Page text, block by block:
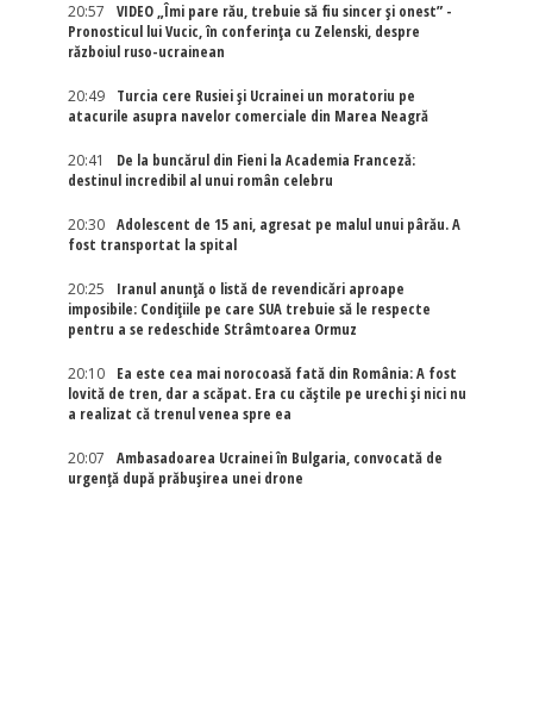
20:57
VIDEO „Îmi pare rău, trebuie să fiu sincer și onest” -
Pronosticul lui Vucic, în conferința cu Zelenski, despre
războiul ruso-ucrainean
20:49
Turcia cere Rusiei și Ucrainei un moratoriu pe
atacurile asupra navelor comerciale din Marea Neagră
20:41
De la buncărul din Fieni la Academia Franceză:
destinul incredibil al unui român celebru
20:30
Adolescent de 15 ani, agresat pe malul unui pârău. A
fost transportat la spital
20:25
Iranul anunță o listă de revendicări aproape
imposibile: Condițiile pe care SUA trebuie să le respecte
pentru a se redeschide Strâmtoarea Ormuz
20:10
Ea este cea mai norocoasă fată din România: A fost
lovită de tren, dar a scăpat. Era cu căștile pe urechi și nici nu
a realizat că trenul venea spre ea
20:07
Ambasadoarea Ucrainei în Bulgaria, convocată de
urgență după prăbușirea unei drone